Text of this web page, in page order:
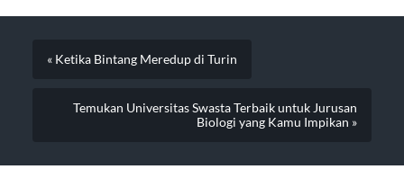
« Ketika Bintang Meredup di Turin
Temukan Universitas Swasta Terbaik untuk Jurusan
Biologi yang Kamu Impikan »